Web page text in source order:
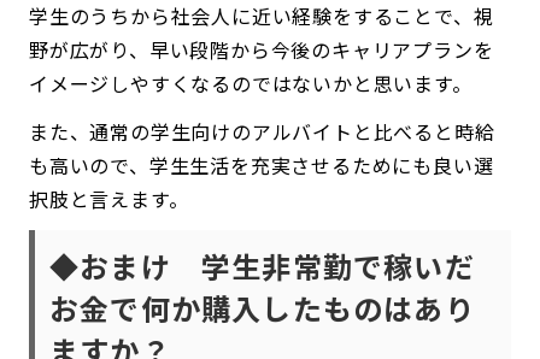
学生のうちから社会人に近い経験をすることで、視
野が広がり、早い段階から今後のキャリアプランを
イメージしやすくなるのではないかと思います。
また、通常の学生向けのアルバイトと比べると時給
も高いので、学生生活を充実させるためにも良い選
択肢と言えます。
◆おまけ
学生非常勤で稼いだ
お金で何か購入したものはあり
ますか？